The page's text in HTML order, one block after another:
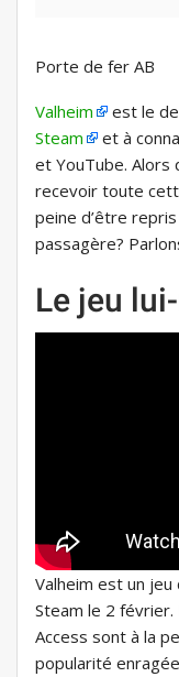
Porte de fer AB
Valheim est le
Steam
et à
et YouTube. Alors
recevoir toute
peine d’être
passagère?
Le jeu
Valheim est un jeu
Steam le 2
Access sont à la
popularité